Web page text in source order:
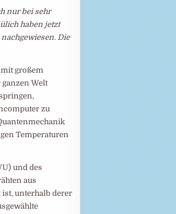
nur bei sehr
haben jetzt
Die
großem
Welt
zu
Temperaturen
und des
aus
ist, unterhalb derer